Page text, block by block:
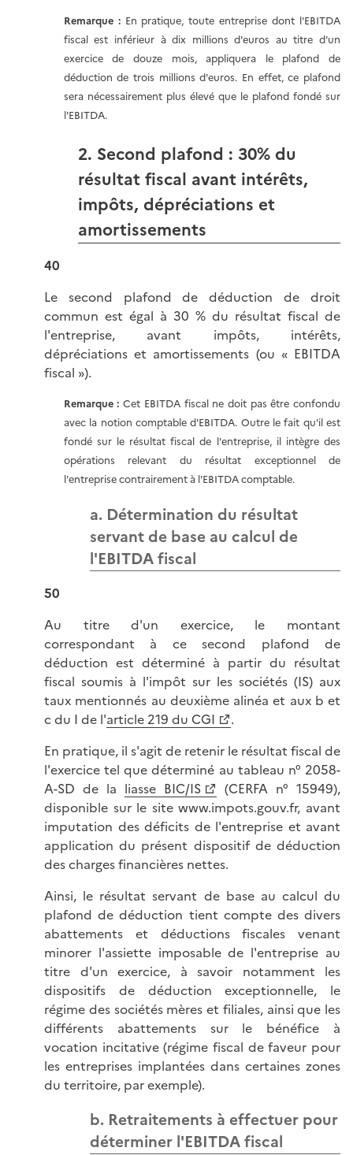
Remarque :En pratique, toute entreprise dont l'EBITDA
fiscal est inférieur à dix millions d'euros au titre d'un
exercice de douze mois, appliquera le plafond de
déduction de trois millions d'euros. En effet, ce plafond
sera nécessairement plus élevé que le plafond fondé sur
l'EBITDA.
2. Second plafond : 30% du
résultat fiscal avant intérêts,
impôts, dépréciations et
amortissements
40
Le second plafond de déduction de droit
commun est égal à 30 % du résultat fiscal de
l'entreprise, avant impôts, intérêts,
dépréciations et amortissements (ou « EBITDA
fiscal »).
Remarque : Cet EBITDA fiscal ne doit pas être confondu
avec la notion comptable d'EBITDA. Outre le fait qu'il est
fondé sur le résultat fiscal de l'entreprise, il intègre des
opérations relevant du résultat exceptionnel de
l'entreprise contrairement à l'EBITDA comptable.
a. Détermination du résultat
servant de base au calcul de
l'EBITDA fiscal
50
Au titre d'un exercice, le montant
correspondant à ce second plafond de
déduction est déterminé à partir du résultat
fiscal soumis à l'impôt sur les sociétés (IS) aux
taux mentionnés au deuxième alinéa et aux b et
c du I de l'article 219 du CGI
.
En pratique, il s'agit de retenir le résultat fiscal de
l'exercice tel que déterminé au tableau n° 2058-
A-SD de la liasse BIC/IS
(CERFA n° 15949),
disponible sur le site www.impots.gouv.fr, avant
imputation des déficits de l'entreprise et avant
application du présent dispositif de déduction
des charges financières nettes.
Ainsi, le résultat servant de base au calcul du
plafond de déduction tient compte des divers
abattements et déductions fiscales venant
minorer l'assiette imposable de l'entreprise au
titre d'un exercice, à savoir notamment les
dispositifs de déduction exceptionnelle, le
régime des sociétés mères et filiales, ainsi que les
différents abattements sur le bénéfice à
vocation incitative (régime fiscal de faveur pour
les entreprises implantées dans certaines zones
du territoire, par exemple).
b. Retraitements à effectuer pour
déterminer l'EBITDA fiscal